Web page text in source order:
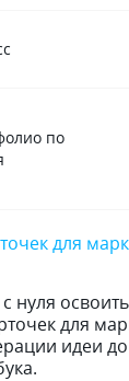
по
для
нуля
для
идеи